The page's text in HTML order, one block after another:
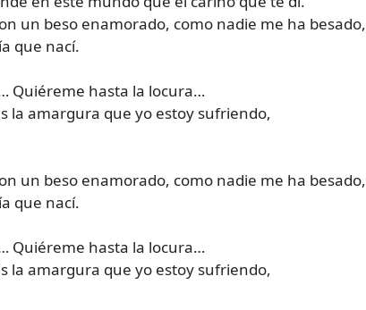
un beso enamorado, como nadie me ha besado,
que nací.
Quiéreme hasta la locura…
la amargura que yo estoy sufriendo,
un beso enamorado, como nadie me ha besado,
que nací.
Quiéreme hasta la locura…
la amargura que yo estoy sufriendo,